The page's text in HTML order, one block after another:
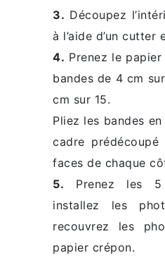
3. Découpez
à l’aide d’un cutter
4. Prenez le
bandes de 4 cm
cm sur 15.
Pliez les bandes
cadre
faces de chaque
5. Prenez les 5
installez les
recouvrez les
papier crépon.